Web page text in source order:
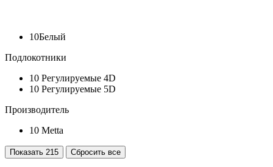
10Белый
Подлокотники
10 Регулируемые 4D
10 Регулируемые 5D
Производитель
10 Metta
Показать 215 Сбросить все